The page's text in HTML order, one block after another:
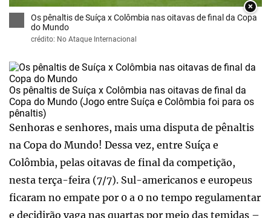
×
Os pênaltis de Suíça x Colômbia nas oitavas de final da Copa
do Mundo
crédito: No Ataque Internacional
Os pênaltis de Suíça x Colômbia nas oitavas de final da
Copa do Mundo (Jogo entre Suíça e Colômbia foi para os
pênaltis)
Senhoras e senhores, mais uma disputa de pênaltis
na Copa do Mundo! Dessa vez, entre Suíça e
Colômbia, pelas oitavas de final da competição,
nesta terça-feira (7/7). Sul-americanos e europeus
ficaram no empate por 0 a 0 no tempo regulamentar
e decidirão vaga nas quartas por meio das temidas –